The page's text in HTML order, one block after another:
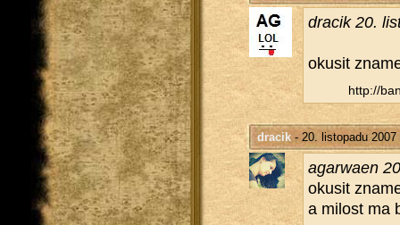
dra­cik 20.
oku­sit
http://​
dracik- 20. listopadu 2007
agarwa­en
oku­sit
a mi­lost ma